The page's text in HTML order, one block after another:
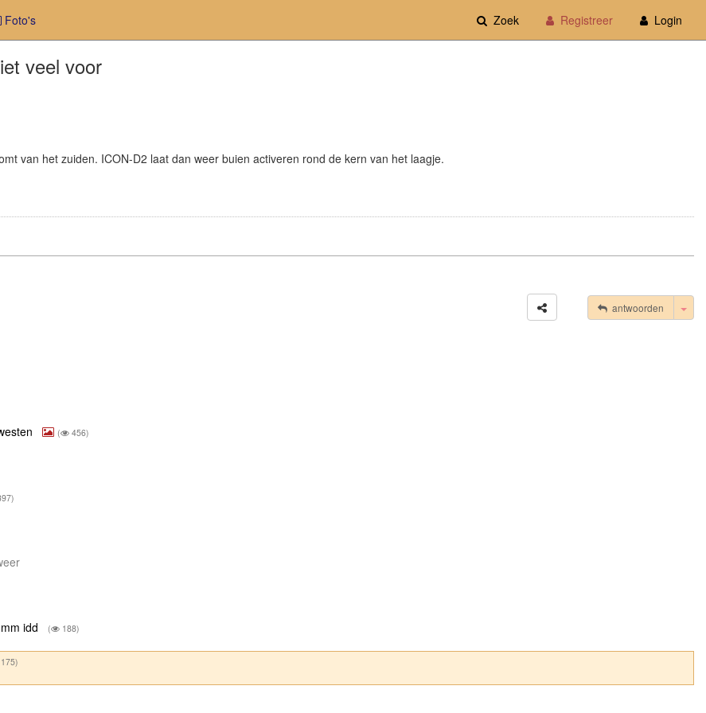
Foto's Zoek Registreer Login
veel voor
van het zuiden. ICON-D2 laat dan weer buien activeren rond de kern van het laagje.
antwoorden
( 456)
idd ( 188)